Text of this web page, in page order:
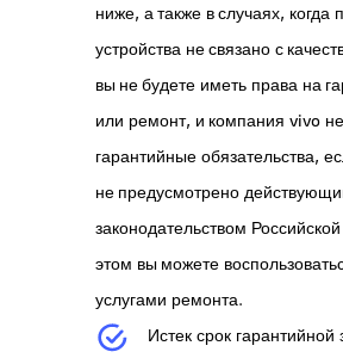
ниже, а также в случаях, когда
устройства не связано с
вы не будете иметь права на
или ремонт, и компания vivo
гарантийные обязательства,
не предусмотрено
законодательством
этом вы можете
услугами ремонта.
Истек срок